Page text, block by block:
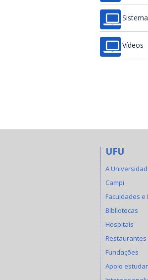
Vídeos
UFU
A
Campi
Faculdades e
Bibliotecas
Hospitais
Restaurantes
Fundações
Apoio